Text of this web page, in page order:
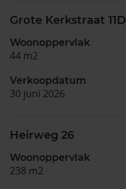
Grote Kerkstraat 11D
Woonoppervlak
44 m2
Verkoopdatum
30 juni 2026
Heirweg 26
Woonoppervlak
238 m2